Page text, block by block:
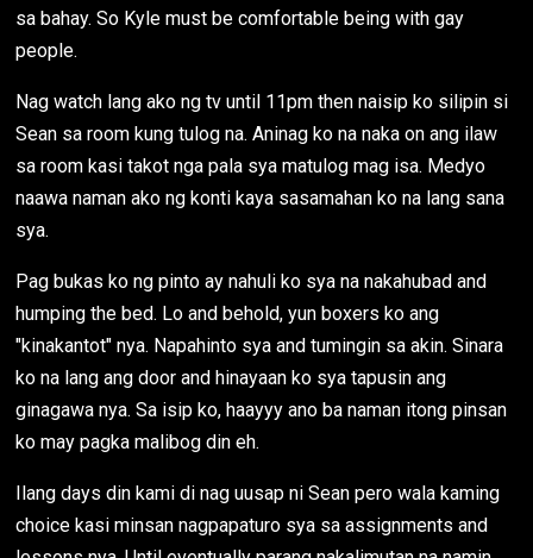
sa bahay. So Kyle must be comfortable being with gay
people.
Nag watch lang ako ng tv until 11pm then naisip ko silipin si
Sean sa room kung tulog na. Aninag ko na naka on ang ilaw
sa room kasi takot nga pala sya matulog mag isa. Medyo
naawa naman ako ng konti kaya sasamahan ko na lang sana
sya.
Pag bukas ko ng pinto ay nahuli ko sya na nakahubad and
humping the bed. Lo and behold, yun boxers ko ang
"kinakantot" nya. Napahinto sya and tumingin sa akin. Sinara
ko na lang ang door and hinayaan ko sya tapusin ang
ginagawa nya. Sa isip ko, haayyy ano ba naman itong pinsan
ko may pagka malibog din eh.
Ilang days din kami di nag uusap ni Sean pero wala kaming
choice kasi minsan nagpapaturo sya sa assignments and